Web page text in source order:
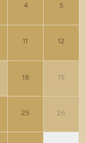
4 5
11 12
18 19
25 26